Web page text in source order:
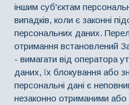
іншим суб'єктам
випадків, коли є законні
персональних даних.
отримання встановлений
- вимагати від оператора
даних, їх блокування або
персональні дані є
незаконно отриманими